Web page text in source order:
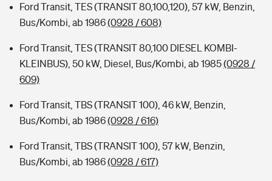
Ford Transit, TES (TRANSIT 80,100,120), 57 kW, Benzin,
Bus/Kombi, ab 1986(0928 / 608)
Ford Transit, TES (TRANSIT 80,100 DIESEL KOMBI-
KLEINBUS), 50 kW, Diesel, Bus/Kombi, ab 1985(0928 /
609)
Ford Transit, TBS (TRANSIT 100), 46 kW, Benzin,
Bus/Kombi, ab 1986(0928 / 616)
Ford Transit, TBS (TRANSIT 100), 57 kW, Benzin,
Bus/Kombi, ab 1986(0928 / 617)